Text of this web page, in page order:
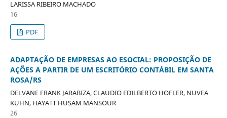
LARISSA RIBEIRO MACHADO
16
PDF
ADAPTAÇÃO DE EMPRESAS AO ESOCIAL: PROPOSIÇÃO DE
AÇÕES A PARTIR DE UM ESCRITÓRIO CONTÁBIL EM SANTA
ROSA/RS
DELVANE FRANK JARABIZA, CLAUDIO EDILBERTO HOFLER, NUVEA
KUHN, HAYATT HUSAM MANSOUR
26